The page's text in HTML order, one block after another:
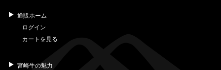
通販ホーム
ログイン
カートを見る
宮崎牛の魅力